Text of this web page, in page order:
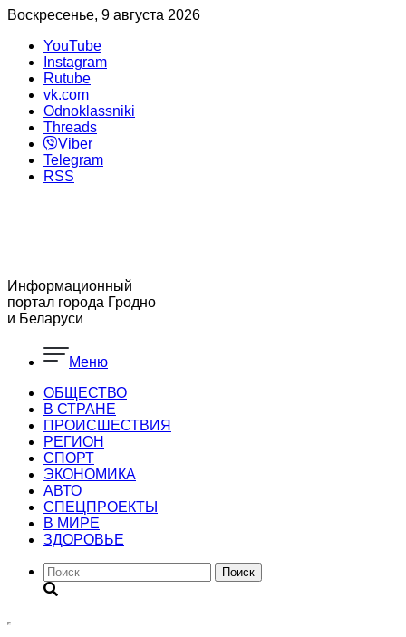
Воскресенье, 9 августа 2026
YouTube
Instagram
Rutube
vk.com
Odnoklassniki
Threads
Viber
Telegram
RSS
Информационный
портал города Гродно
и Беларуси
Меню
ОБЩЕСТВО
В СТРАНЕ
ПРОИСШЕСТВИЯ
РЕГИОН
CПОРТ
ЭКОНОМИКА
АВТО
СПЕЦПРОЕКТЫ
В МИРЕ
ЗДОРОВЬЕ
Поиск